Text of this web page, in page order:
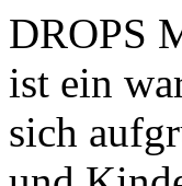
DROPS
ist ein
sich